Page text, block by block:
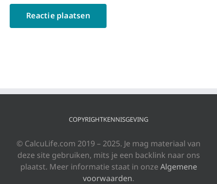
COPYRIGHTKENNISGEVING
© CalcuLife.com 2019 – 2025. Je mag materiaal van
deze site gebruiken, mits je een backlink naar ons
plaatst. Meer informatie staat in onze Algemene
voorwaarden.